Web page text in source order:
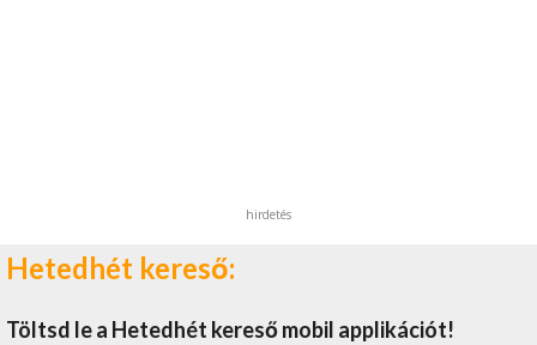
hirdetés
Hetedhét kereső:
Töltsd le a Hetedhét kereső mobil applikációt!